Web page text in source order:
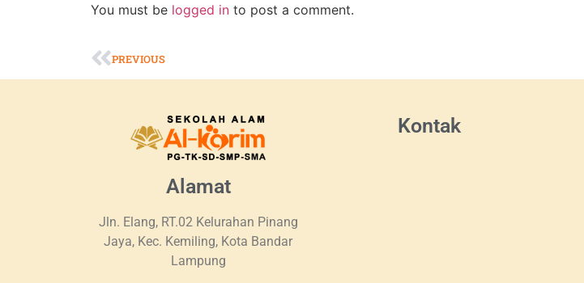
You must be logged in to post a comment.
PREVIOUS
Alamat
Jln. Elang, RT.02 Kelurahan Pinang
Jaya, Kec. Kemiling, Kota Bandar
Lampung
Kontak